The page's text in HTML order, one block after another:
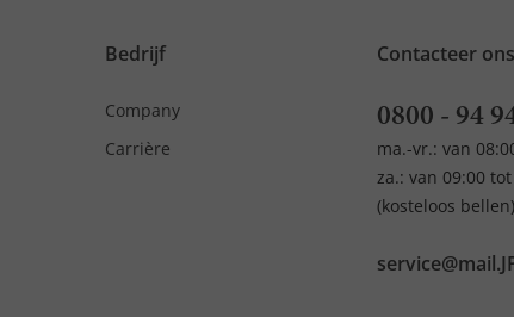
Bedrijf
Company
Carrière
Contacteer ons
0800 - 94
ma.-vr.: van
za.: van 09:00
(kosteloos bellen)